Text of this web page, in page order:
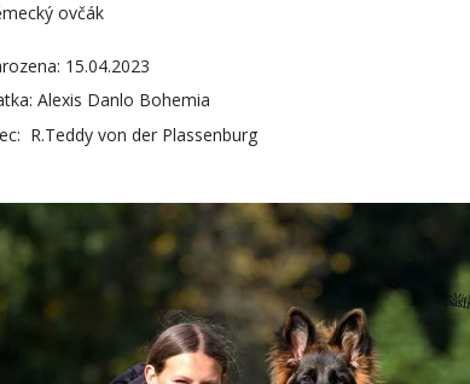
ovčák
15.04.2023
Alexis Danlo Bohemia
R.Teddy von der Plassenburg